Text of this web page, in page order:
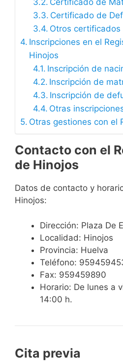
Certificado de
Certificado de
Otros certificados
Inscripciones en el
Hinojos
Inscripción de
Inscripción de
Inscripción de
Otras
Otras gestiones con el
Contacto con el
de Hinojos
Datos de contacto y
Hinojos:
Dirección: Plaza De
Localidad: Hinojos
Provincia: Huelva
Teléfono:
Fax: 959459890
Horario: De lunes a
14:00 h.
Cita previa